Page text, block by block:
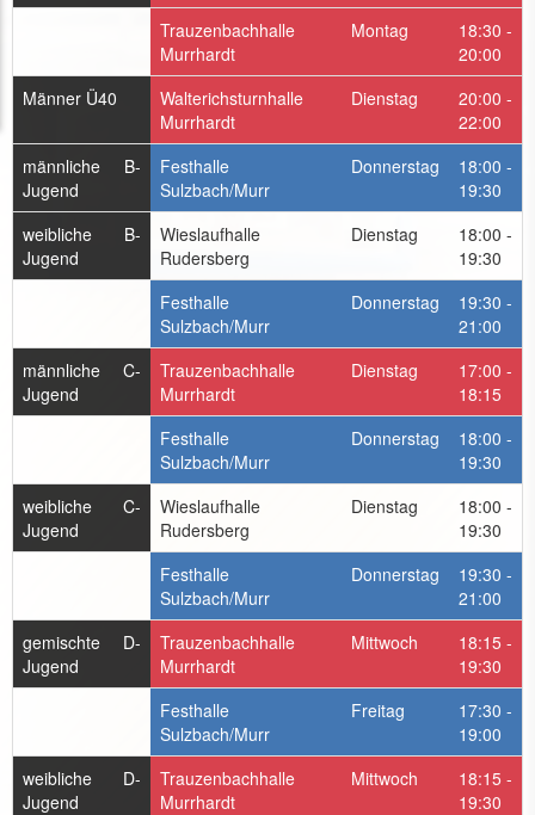
Trauzenbachhalle
Murrhardt
Montag
18:30 -
20:00
Männer Ü40
Walterichsturnhalle
Murrhardt
Dienstag
20:00 -
22:00
männliche B-
Jugend
Festhalle
Sulzbach/Murr
Donnerstag
18:00 -
19:30
weibliche B-
Jugend
Wieslaufhalle
Rudersberg
Dienstag
18:00 -
19:30
Festhalle
Sulzbach/Murr
Donnerstag
19:30 -
21:00
männliche C-
Jugend
Trauzenbachhalle
Murrhardt
Dienstag
17:00 -
18:15
Festhalle
Sulzbach/Murr
Donnerstag
18:00 -
19:30
weibliche C-
Jugend
Wieslaufhalle
Rudersberg
Dienstag
18:00 -
19:30
Festhalle
Sulzbach/Murr
Donnerstag
19:30 -
21:00
gemischte D-
Jugend
Trauzenbachhalle
Murrhardt
Mittwoch
18:15 -
19:30
Festhalle
Sulzbach/Murr
Freitag
17:30 -
19:00
weibliche D-
Jugend
Trauzenbachhalle
Murrhardt
Mittwoch
18:15 -
19:30